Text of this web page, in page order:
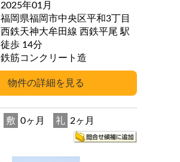
2025年01月
福岡県福岡市中央区平和3丁目
西鉄天神大牟田線 西鉄平尾 駅
徒歩 14分
鉄筋コンクリート造
敷 0ヶ月 礼 2ヶ月